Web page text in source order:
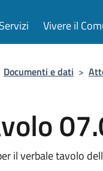
Servizi Vivere il
Documenti e dati >
il verbale tavolo